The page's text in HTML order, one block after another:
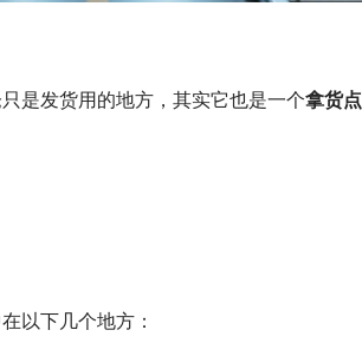
是发货用的地方，其实它也是一个拿货点
以下几个地方：